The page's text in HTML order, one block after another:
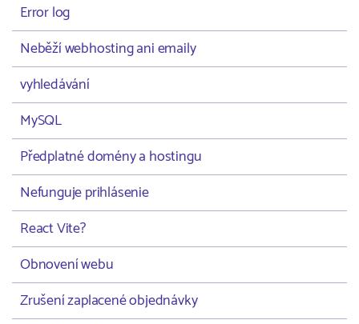
Error log
Neběží webhosting ani emaily
vyhledávání
MySQL
Předplatné domény a hostingu
Nefunguje prihlásenie
React Vite?
Obnovení webu
Zrušení zaplacené objednávky